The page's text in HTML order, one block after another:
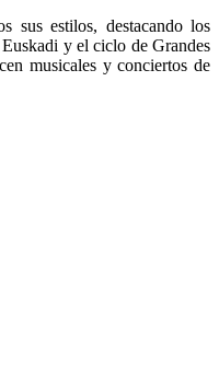
sus estilos, destacando los
y el ciclo de Grandes
musicales y conciertos de